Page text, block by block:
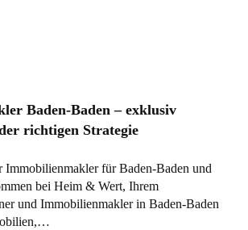
Baden-Baden – exklusiv
richtigen Strategie
für Baden-Baden und
bei Heim & Wert, Ihrem
und Immobilienmakler in Baden-Baden